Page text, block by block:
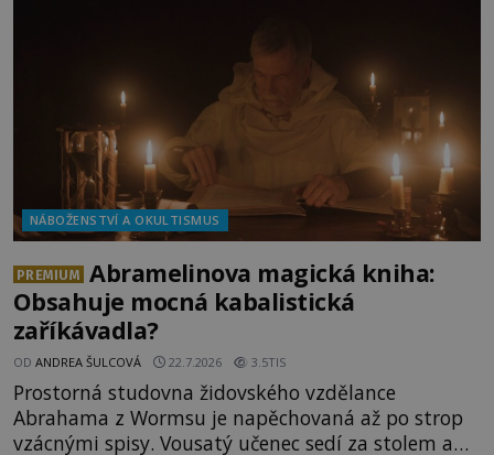
NÁBOŽENSTVÍ A OKULTISMUS
PREMIUM
Abramelinova magická kniha:
Obsahuje mocná kabalistická
zaříkávadla?
OD ANDREA ŠULCOVÁ 22.7.2026 3.5TIS
Prostorná studovna židovského vzdělance
Abrahama z Wormsu je napěchovaná až po strop
vzácnými spisy. Vousatý učenec sedí za stolem a